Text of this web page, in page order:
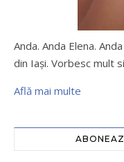
Anda. Anda Elena.
din Iaşi. Vorbesc mult
Află mai multe